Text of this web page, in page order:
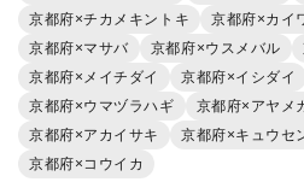
京都府×チカメキントキ
京都府×カイ
京都府×マサバ
京都府×ウスメバル
京都府×メイチダイ
京都府×イシダイ
京都府×ウマヅラハギ
京都府×アヤメ
京都府×アカイサキ
京都府×キュウセ
京都府×コウイカ